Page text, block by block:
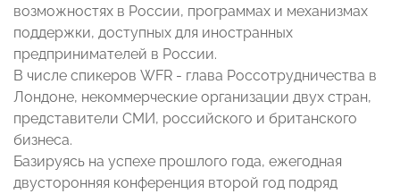
возможностях в России, программах и механизмах
поддержки, доступных для иностранных
предпринимателей в России.
В числе спикеров WFR - глава Россотрудничества в
Лондоне, некоммерческие организации двух стран,
представители СМИ, российского и британского
бизнеса.
Базируясь на успехе прошлого года, ежегодная
двусторонняя конференция второй год подряд